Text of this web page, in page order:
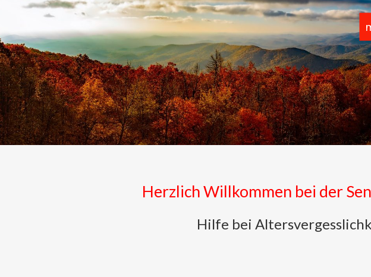
Herzlich Willkommen bei der
Hilfe bei